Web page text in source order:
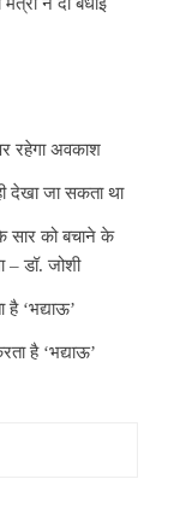
रहेगा अवकाश
देखा जा सकता था
सार को बचाने के
– डॉ. जोशी
है ‘भद्याऊ’
है ‘भद्याऊ’